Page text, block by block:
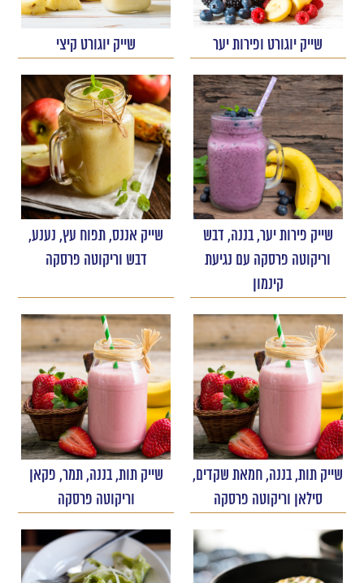
שייק יוגורט ופירות יער שייק יוגורט קיצי
שייק פירות יער, בננה, דבש
וריקוטה פרסקה עם נגיעת
קינמון
שייק אננס, תפוח עץ, נענע,
דבש וריקוטה פרסקה
שייק תות, בננה, חמאת שקדים,
סילאן וריקוטה פרסקה
שייק תות, בננה, תמר, פקאן
וריקוטה פרסקה